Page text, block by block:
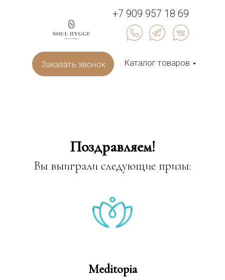
Каталог товаров
+7 909 957 18 69
Заказать звонок
Поздравляем!
Вы выиграли следующие призы:
Meditopia